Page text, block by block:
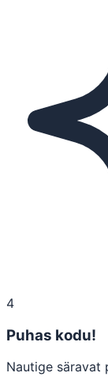
4
Puhas kodu!
Nautige säravat